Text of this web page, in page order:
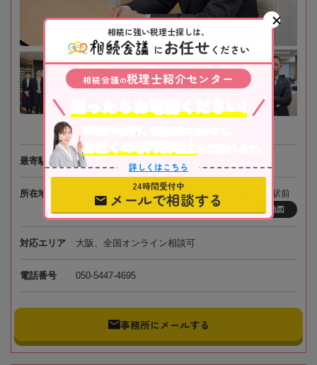
最寄駅 大阪メトロ・北大阪急行電鉄「江坂駅」徒歩1分
所在地
〒564-0063 大阪府吹田市江坂町1-13-33 HF江坂駅前
ビルディング7階
地図
対応エリア 大阪、全国オンライン相談可
電話番号 050-5447-4695
事務所にメールする
相続に強い税理士探しは、
にお任せ ください
相続会議の税理士紹介センター
不動産や株式等、相続資産に合わせて、
お近くの専門税理士
をご紹介します。
詳しくはこちら
24時間受付中
メールで相談する